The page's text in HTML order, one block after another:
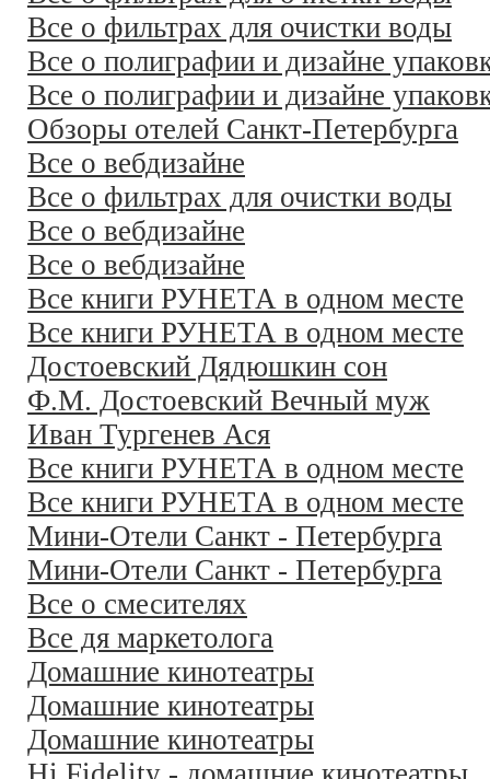
Все о фильтрах для очистки воды
Все о полиграфии и дизайне
Все о полиграфии и дизайне
Обзоры отелей Санкт-Петербурга
Все о вебдизайне
Все о фильтрах для очистки воды
Все о вебдизайне
Все о вебдизайне
Все книги РУНЕТА в одном месте
Все книги РУНЕТА в одном месте
Достоевский Дядюшкин сон
Ф.М. Достоевский Вечный муж
Иван Тургенев Ася
Все книги РУНЕТА в одном месте
Все книги РУНЕТА в одном месте
Мини-Отели Санкт - Петербурга
Мини-Отели Санкт - Петербурга
Все о смесителях
Все дя маркетолога
Домашние кинотеатры
Домашние кинотеатры
Домашние кинотеатры